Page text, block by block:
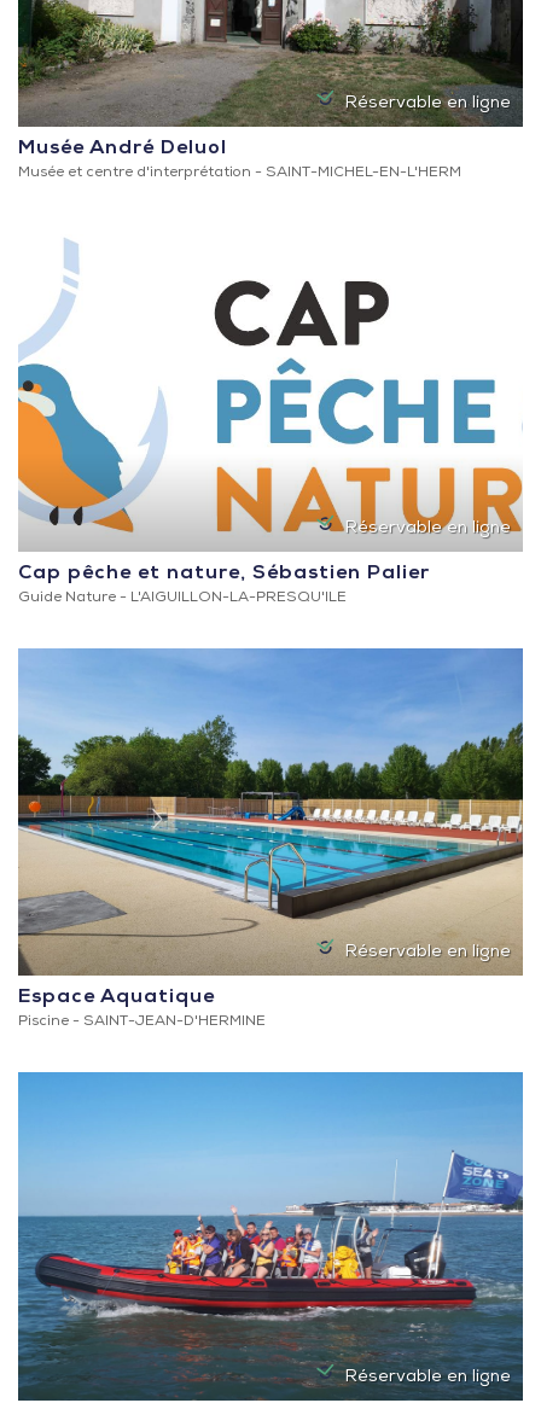
Réservable en ligne
Musée André Deluol
Musée et centre d'interprétation - SAINT-MICHEL-EN-L'HERM
Réservable en ligne
Cap pêche et nature, Sébastien Palier
Guide Nature - L'AIGUILLON-LA-PRESQU'ILE
Réservable en ligne
Espace Aquatique
Piscine - SAINT-JEAN-D'HERMINE
Réservable en ligne